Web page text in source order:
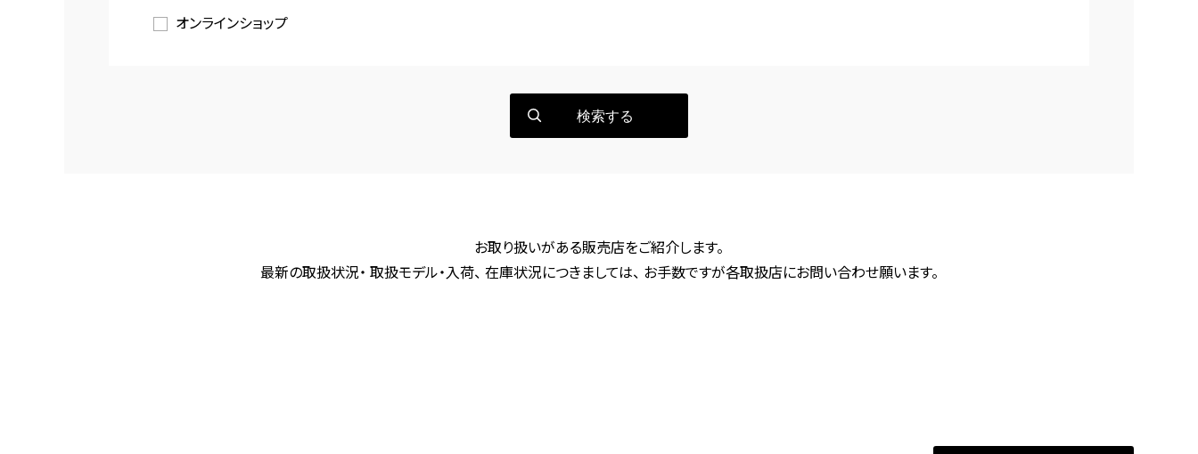
オンラインショップ
検索する
お取り扱いがある販売店をご紹介します。
最新の取扱状況・ 取扱モデル・入荷、 在庫状況につきましては、 お手数ですが各取扱店にお問い合わせ願います。